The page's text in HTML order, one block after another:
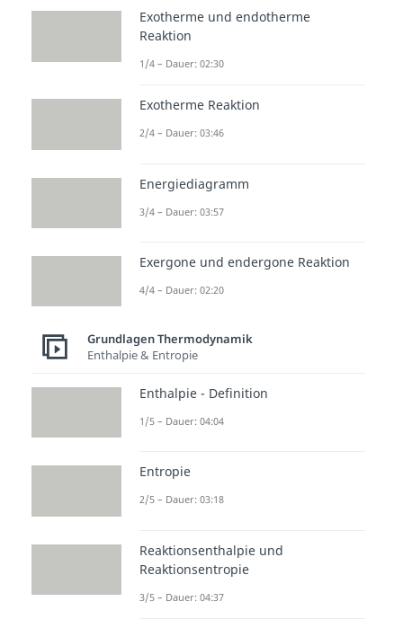
Exotherme und endotherme
Reaktion
1/4 – Dauer: 02:30
Exotherme Reaktion
2/4 – Dauer: 03:46
Energiediagramm
3/4 – Dauer: 03:57
Exergone und endergone Reaktion
4/4 – Dauer: 02:20
Grundlagen Thermodynamik
Enthalpie & Entropie
Enthalpie - Definition
1/5 – Dauer: 04:04
Entropie
2/5 – Dauer: 03:18
Reaktionsenthalpie und
Reaktionsentropie
3/5 – Dauer: 04:37